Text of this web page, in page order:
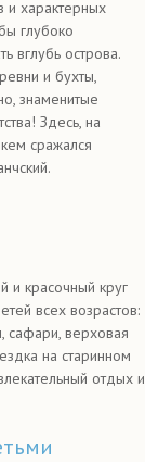
и характерных
глубоко
вглубь острова.
и бухты,
знаменитые
Здесь, на
сражался
и красочный круг
всех возрастов:
сафари, верховая
на старинном
отдых и